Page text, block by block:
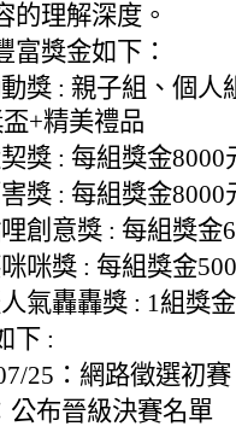
的理解深度。
富獎金如下：
獎 : 親子組、個人
+精美禮品
獎 : 每組獎金8000
獎 : 每組獎金8000
創意獎 : 每組獎金
咪獎 : 每組獎金
氣轟轟獎 : 1組獎
下 :
25：網路徵選初賽
公布晉級決賽名單